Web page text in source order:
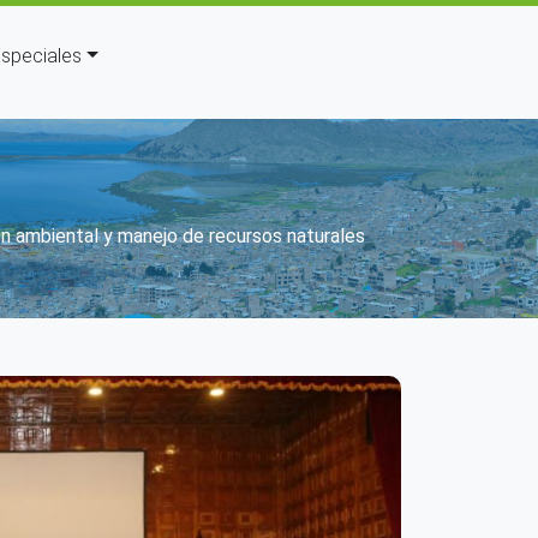
ambiental y manejo de recursos naturales